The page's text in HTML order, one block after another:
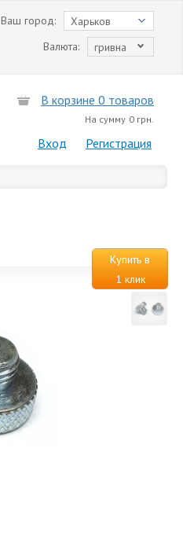
Харьков
Ваш город:
гривна
Валюта:
В корзине 0 товаров
На сумму 0 грн.
Вход Регистрация
Купить в
1 клик